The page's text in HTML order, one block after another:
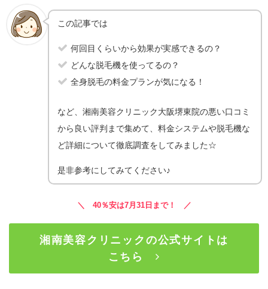
この記事では
何回目くらいから効果が実感できるの？
どんな脱毛機を使ってるの？
全身脱毛の料金プランが気になる！
など、湘南美容クリニック大阪堺東院の悪い口コミ
から良い評判まで集めて、料金システムや脱毛機な
ど詳細について徹底調査をしてみました☆
是非参考にしてみてください♪
＼ 40％安は7月31日まで！ ／
湘南美容クリニックの公式サイトは
こちら